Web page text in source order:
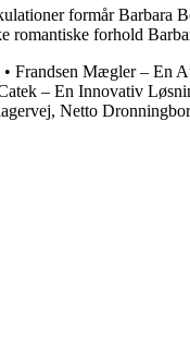
formår Barbara
romantiske forhold
• Frandsen Mægler – En
– En Innovativ
Netto